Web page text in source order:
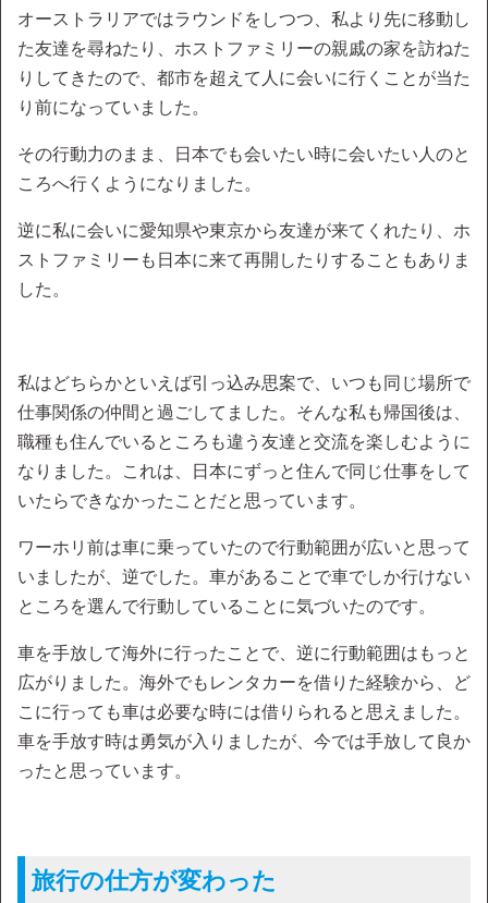
オーストラリアではラウンドをしつつ、私より先に移動し
た友達を尋ねたり、ホストファミリーの親戚の家を訪ねた
りしてきたので、都市を超えて人に会いに行くことが当た
り前になっていました。
その行動力のまま、日本でも会いたい時に会いたい人のと
ころへ行くようになりました。
逆に私に会いに愛知県や東京から友達が来てくれたり、ホ
ストファミリーも日本に来て再開したりすることもありま
した。
私はどちらかといえば引っ込み思案で、いつも同じ場所で
仕事関係の仲間と過ごしてました。そんな私も帰国後は、
職種も住んでいるところも違う友達と交流を楽しむように
なりました。これは、日本にずっと住んで同じ仕事をして
いたらできなかったことだと思っています。
ワーホリ前は車に乗っていたので行動範囲が広いと思って
いましたが、逆でした。車があることで車でしか行けない
ところを選んで行動していることに気づいたのです。
車を手放して海外に行ったことで、逆に行動範囲はもっと
広がりました。海外でもレンタカーを借りた経験から、ど
こに行っても車は必要な時には借りられると思えました。
車を手放す時は勇気が入りましたが、今では手放して良か
ったと思っています。
旅行の仕方が変わった